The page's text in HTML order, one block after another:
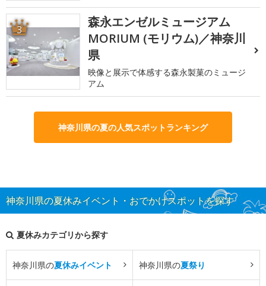
3
森永エンゼルミュージアム
MORIUM (モリウム)／神奈川
県
映像と展示で体感する森永製菓のミュージ
アム
神奈川県の夏の人気スポットランキング
神奈川県の夏休みイベント・おでかけスポットを探す
夏休みカテゴリから探す
神奈川県の夏休みイベント 神奈川県の夏祭り